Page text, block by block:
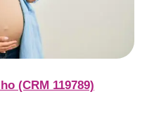
(CRM 119789)